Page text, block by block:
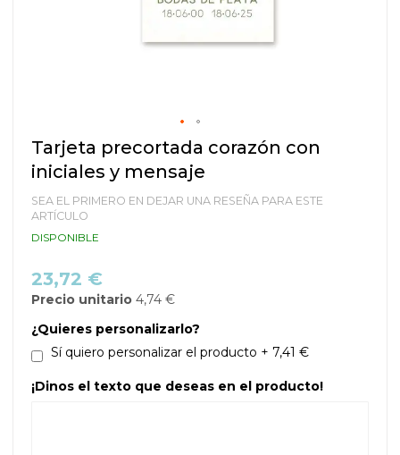
Saltar
al
comienzo
la
galería
de
Tarjeta precortada corazón con
iniciales y mensaje
SEA EL PRIMERO EN DEJAR UNA RESEÑA PARA ESTE
ARTÍCULO
DISPONIBLE
23,72 €
Precio unitario 4,74 €
¿Quieres personalizarlo?
Sí quiero personalizar el producto + 7,41 €
¡Dinos el texto que deseas en el producto!